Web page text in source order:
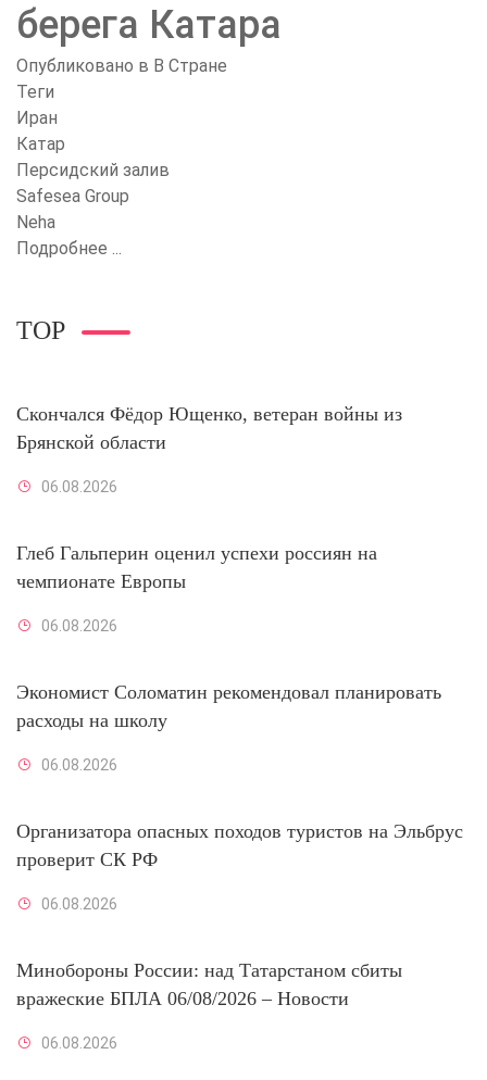
берега Катара
Опубликовано в В Стране
Теги
Иран
Катар
Персидский залив
Safesea Group
Neha
Подробнее ...
TOP
Скончался Фёдор Ющенко, ветеран войны из
Брянской области
06.08.2026
Глеб Гальперин оценил успехи россиян на
чемпионате Европы
06.08.2026
Экономист Соломатин рекомендовал планировать
расходы на школу
06.08.2026
Организатора опасных походов туристов на Эльбрус
проверит СК РФ
06.08.2026
Минобороны России: над Татарстаном сбиты
вражеские БПЛА 06/08/2026 – Новости
06.08.2026